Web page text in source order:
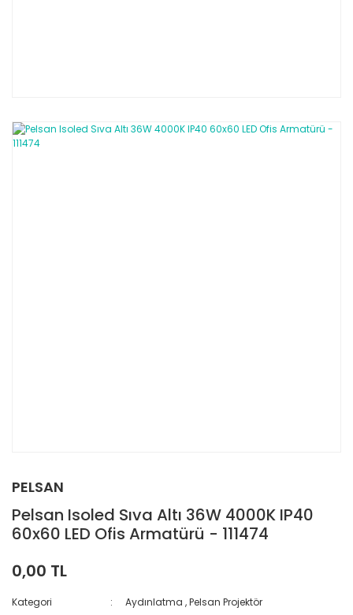
PELSAN
Pelsan Isoled Sıva Altı 36W 4000K IP40
60x60 LED Ofis Armatürü - 111474
0,00 TL
Kategori Aydınlatma ,Pelsan Projektör